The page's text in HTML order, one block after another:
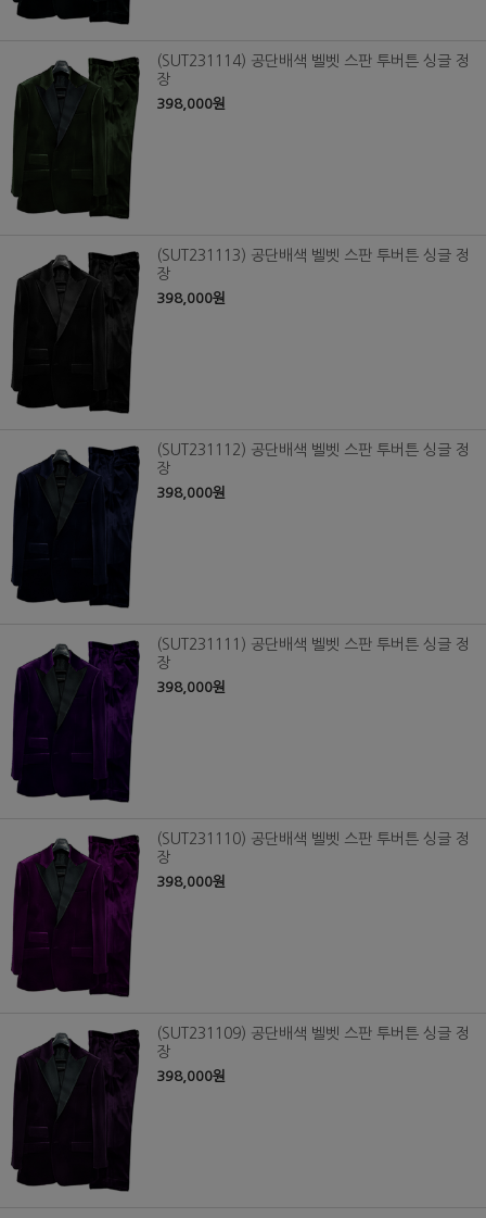
(SUT231114) 공단배색 벨벳 스판 투버튼 싱글 정
장
398,000원
(SUT231113) 공단배색 벨벳 스판 투버튼 싱글 정
장
398,000원
(SUT231112) 공단배색 벨벳 스판 투버튼 싱글 정
장
398,000원
(SUT231111) 공단배색 벨벳 스판 투버튼 싱글 정
장
398,000원
(SUT231110) 공단배색 벨벳 스판 투버튼 싱글 정
장
398,000원
(SUT231109) 공단배색 벨벳 스판 투버튼 싱글 정
장
398,000원